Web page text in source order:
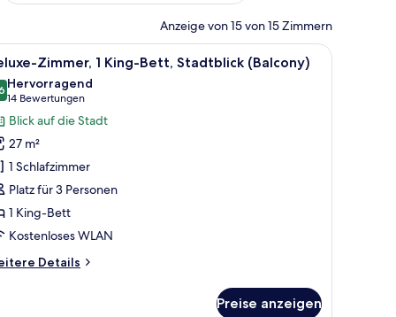
Anzeige von 15 von 15 Zimmern
montierten Fernseher und einem Fenster mit Vorhängen.
Schreibtisch und einem Stuhl. Ein Hotelzimmer mit zwei Betten, einem
9 Zimmer, 1 King-Bett, Stadtblick (Balcony)
von 10
Hervorragend
14 Bewertungen
(14
Bewertungen)
Blick auf die Stadt
27 m²
1 Schlafzimmer
Platz für 3 Personen
1 King-Bett
Kostenloses WLAN
Details
Preise anzeigen